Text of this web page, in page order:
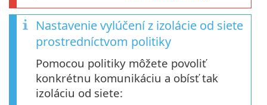
Nastavenie vylúčení z izolácie od siete
prostredníctvom politiky
Pomocou politiky môžete povoliť
konkrétnu komunikáciu a obísť tak
izoláciu od siete: